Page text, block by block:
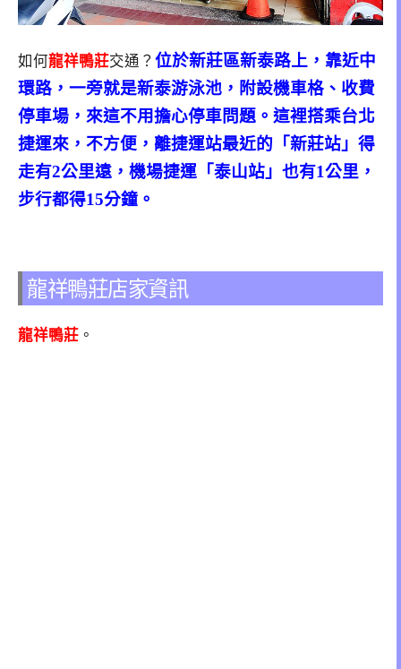
如何龍祥鴨莊交通？ 位於新莊區新泰路上，靠近中
環路，一旁就是新泰游泳池，附設機車格、收費
停車場，來這不用擔心停車問題。這裡搭乘台北
捷運來，不方便，離捷運站最近的「新莊站」得
走有2公里遠，機場捷運「泰山站」也有1公里，
步行都得15分鐘。
龍祥鴨莊店家資訊
龍祥鴨莊 。